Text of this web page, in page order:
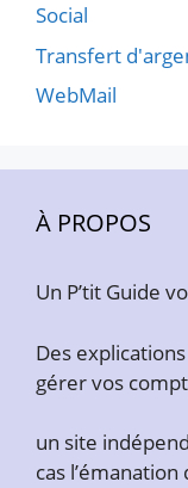
Social
Transfert
WebMail
À PROPOS
Un P’tit Guide
Des
gérer vos
un site
cas